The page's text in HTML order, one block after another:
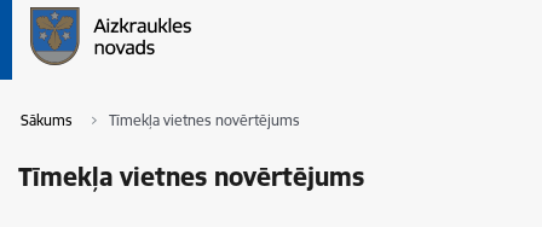
Sākums Tīmekļa vietnes novērtējums
Tīmekļa vietnes novērtējums